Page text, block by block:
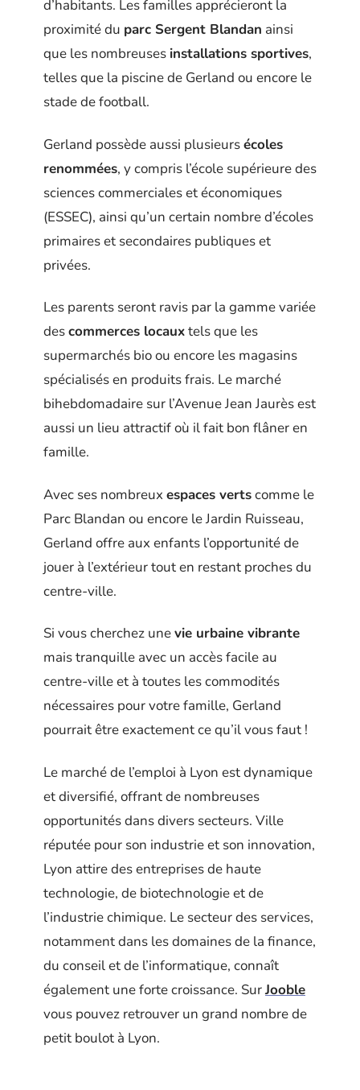
d’habitants. Les familles apprécieront la
proximité du parc Sergent Blandan ainsi
que les nombreuses installations sportives,
telles que la piscine de Gerland ou encore le
stade de football.
Gerland possède aussi plusieursécoles
renommées, y compris l’école supérieure des
sciences commerciales et économiques
(ESSEC), ainsi qu’un certain nombre d’écoles
primaires et secondaires publiques et
privées.
Les parents seront ravis par la gamme variée
descommerces locauxtels que les
supermarchés bio ou encore les magasins
spécialisés en produits frais. Le marché
bihebdomadaire sur l’Avenue Jean Jaurès est
aussi un lieu attractif où il fait bon flâner en
famille.
Avec ses nombreux espaces vertscomme le
Parc Blandan ou encore le Jardin Ruisseau,
Gerland offre aux enfants l’opportunité de
jouer à l’extérieur tout en restant proches du
centre-ville.
Si vous cherchez unevie urbaine vibrante
mais tranquille avec un accès facile au
centre-ville et à toutes les commodités
nécessaires pour votre famille, Gerland
pourrait être exactement ce qu’il vous faut !
Le marché de l’emploi à Lyon est dynamique
et diversifié, offrant de nombreuses
opportunités dans divers secteurs. Ville
réputée pour son industrie et son innovation,
Lyon attire des entreprises de haute
technologie, de biotechnologie et de
l’industrie chimique. Le secteur des services,
notamment dans les domaines de la finance,
du conseil et de l’informatique, connaît
également une forte croissance. SurJooble
vous pouvez retrouver un grand nombre de
petit boulot à Lyon.